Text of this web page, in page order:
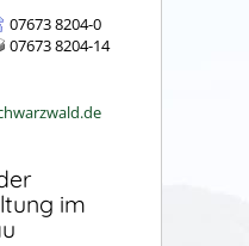
07673 8204-0
07673 8204-14
im